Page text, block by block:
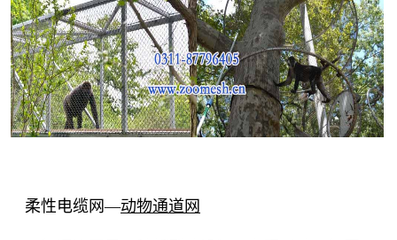
柔性电缆网—动物通道网